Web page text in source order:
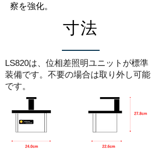
察を強化。
寸法
LS820は、位相差照明ユニットが標準
装備です。不要の場合は取り外し可能
です。